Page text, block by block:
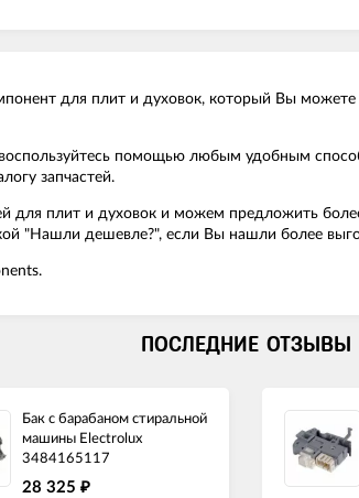
для плит и духовок, который Вы
воспользуйтесь помощью любым удобным
запчастей.
для плит и духовок и можем предложить
"Нашли дешевле?", если Вы нашли более
ПОСЛЕДНИЕ ОТЗЫВЫ
Бак с барабаном стиральной
машины Electrolux
3484165117
28 325 ₽